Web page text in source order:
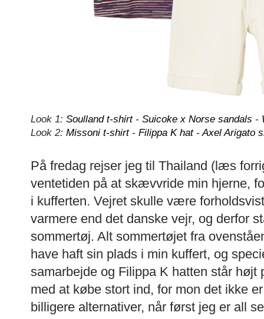
Look 1: Soulland t-shirt- Suicoke x Norse sandals -
Look 2: Missoni t-shirt- Filippa K hat-Axel Arigato
På fredag rejser jeg til Thailand (læs
ventetiden på at skævvride min hjerne,
i kufferten. Vejret skulle være
varmere end det danske vejr, og derfor
sommertøj. Alt sommertøjet fra
have haft sin plads i min kuffert, og
samarbejde og Filippa K hatten står
med at købe stort ind, for mon det ikke
billigere alternativer, når først jeg er all